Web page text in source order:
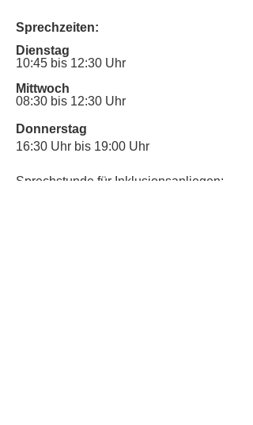
Sprechzeiten:
Dienstag
10:45 bis 12:30 Uhr
Mittwoch
08:30 bis 12:30 Uhr
Donnerstag
16:30 Uhr bis 19:00 Uhr
Sprechstunde für Inklusionsanliegen: